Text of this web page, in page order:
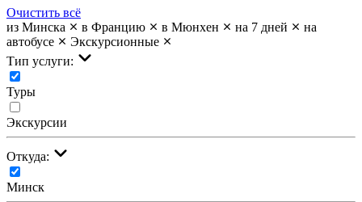
Очистить всё
из Минска
в Францию в Мюнхен на 7 дней
на
автобусе
Экскурсионные
Тип услуги:
Туры
Экскурсии
Откуда:
Минск